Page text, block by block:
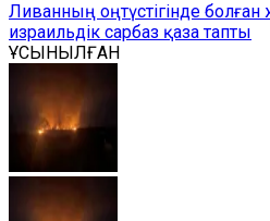
Ливанның оңтүстігінде
израильдік сарбаз қаза тапты
ҰСЫНЫЛҒАН